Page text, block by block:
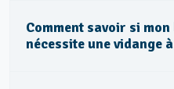
Comment savoir si
nécessite une vidange